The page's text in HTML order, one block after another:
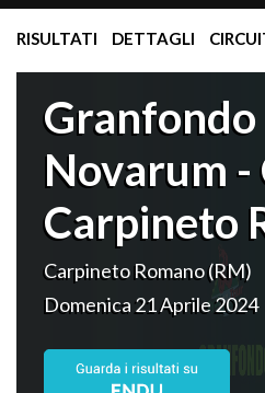
RISULTATI DETTAGLI
Granfondo
Novarum -
Carpineto
Carpineto Romano (RM)
Domenica 21 Aprile 2024